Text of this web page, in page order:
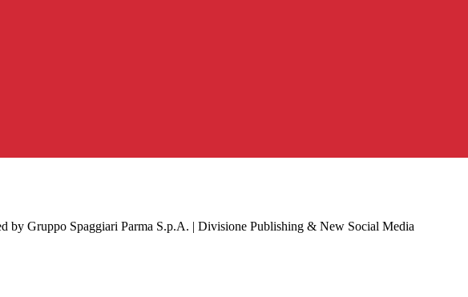
by Gruppo Spaggiari Parma S.p.A. | Divisione Publishing & New Social Media